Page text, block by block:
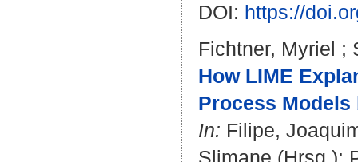
DOI: https://
Fichtner, Myriel ;
How LIME
Process
In: Filipe,
Slimane (Hrsg.):